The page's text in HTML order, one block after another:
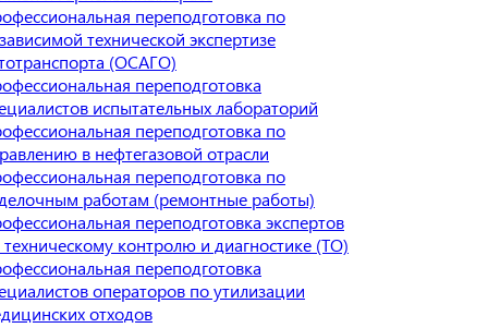
переподготовка по
технической экспертизе
(ОСАГО)
переподготовка
испытательных лабораторий
переподготовка по
в нефтегазовой отрасли
переподготовка по
работам (ремонтные работы)
переподготовка экспертов
контролю и диагностике (ТО)
переподготовка
операторов по утилизации
отходов